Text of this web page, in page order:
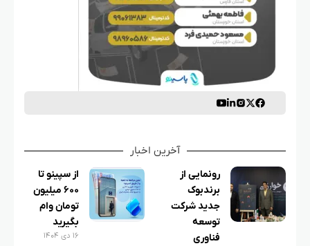
آخرین اخبار
رونمایی از
برندبوک
جدید شرکت
توسعه
فناوری
از سپینو تا
۶۰۰ میلیون
تومان وام
بگیرید
۱۶ دی ۱۴۰۴